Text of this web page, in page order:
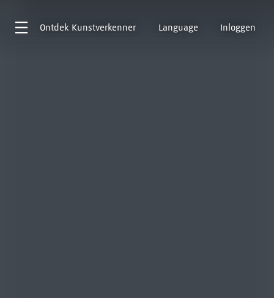
Ontdek Kunstverkenner Language Inloggen